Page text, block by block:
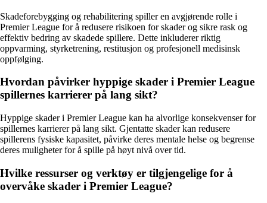
Skadeforebygging og rehabilitering spiller en avgjørende rolle i
Premier League for å redusere risikoen for skader og sikre rask og
effektiv bedring av skadede spillere. Dette inkluderer riktig
oppvarming, styrketrening, restitusjon og profesjonell medisinsk
oppfølging.
Hvordan påvirker hyppige skader i Premier League
spillernes karrierer på lang sikt?
Hyppige skader i Premier League kan ha alvorlige konsekvenser for
spillernes karrierer på lang sikt. Gjentatte skader kan redusere
spillerens fysiske kapasitet, påvirke deres mentale helse og begrense
deres muligheter for å spille på høyt nivå over tid.
Hvilke ressurser og verktøy er tilgjengelige for å
overvåke skader i Premier League?